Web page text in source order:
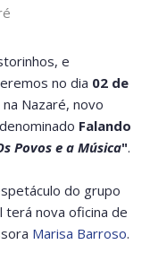
e
no dia 02 de
na Nazaré, novo
Falando
Povos e a Música".
do grupo
terá nova oficina de
Marisa Barroso.